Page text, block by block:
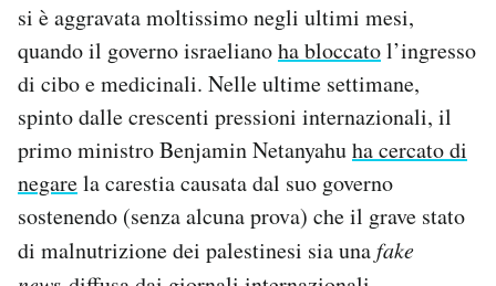
si è aggravata moltissimo negli ultimi mesi,
quando il governo israelianoha bloccatol’ingresso
di cibo e medicinali. Nelle ultime settimane,
spinto dalle crescenti pressioni internazionali, il
primo ministro Benjamin Netanyahuha cercato di
negarela carestia causata dal suo governo
sostenendo (senza alcuna prova) che il grave stato
di malnutrizione dei palestinesi sia unafake